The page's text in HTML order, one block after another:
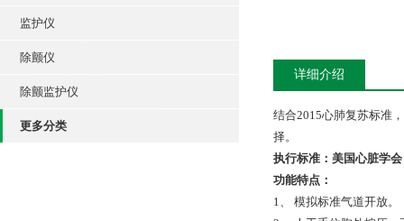
监护仪
除颤仪
除颤监护仪
更多分类
详细介绍
结合2015心肺复苏标准
择。
执行标准：美国心脏学
功能特点：
1、 模拟标准气道开放。